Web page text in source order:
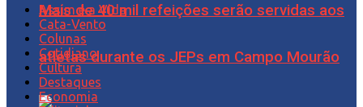
Mais de 40 mil refeições serão servidas aos
atletas durante os JEPs em Campo Mourão
Assim é a Vida
Cata-Vento
Colunas
Cotidiano
Cultura
Destaques
Economia